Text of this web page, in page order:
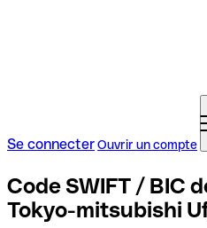
Se connecterOuvrir un compte
Code SWIFT / BIC
Tokyo-mitsubishi